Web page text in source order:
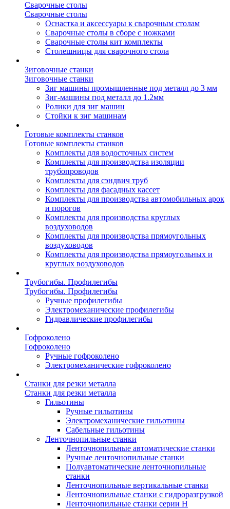
Сварочные столы
Сварочные столы
Оснастка и аксессуары к сварочным столам
Сварочные столы в сборе с ножками
Сварочные столы кит комплекты
Столешницы для сварочного стола
Зиговочные станки
Зиговочные станки
Зиг машины промышленные под металл до 3 мм
Зиг-машины под металл до 1.2мм
Ролики для зиг машин
Стойки к зиг машинам
Готовые комплекты станков
Готовые комплекты станков
Комплекты для водосточных систем
Комплекты для производства изоляции
трубопроводов
Комплекты для сэндвич труб
Комплекты для фасадных кассет
Комплекты для производства автомобильных арок
и порогов
Комплекты для производства круглых
воздуховодов
Комплекты для производства прямоугольных
воздуховодов
Комплекты для производства прямоугольных и
круглых воздуховодов
Трубогибы. Профилегибы
Трубогибы. Профилегибы
Ручные профилегибы
Электромеханические профилегибы
Гидравлические профилегибы
Гофроколено
Гофроколено
Ручные гофроколено
Электромеханические гофроколено
Станки для резки металла
Станки для резки металла
Гильотины
Ручные гильотины
Электромеханические гильотины
Сабельные гильотины
Ленточнопильные станки
Ленточнопильные автоматические станки
Ручные ленточнопильные станки
Полуавтоматические ленточнопильные
станки
Ленточнопильные вертикальные станки
Ленточнопильные станки с гидроразгрузкой
Ленточнопильные станки серии H